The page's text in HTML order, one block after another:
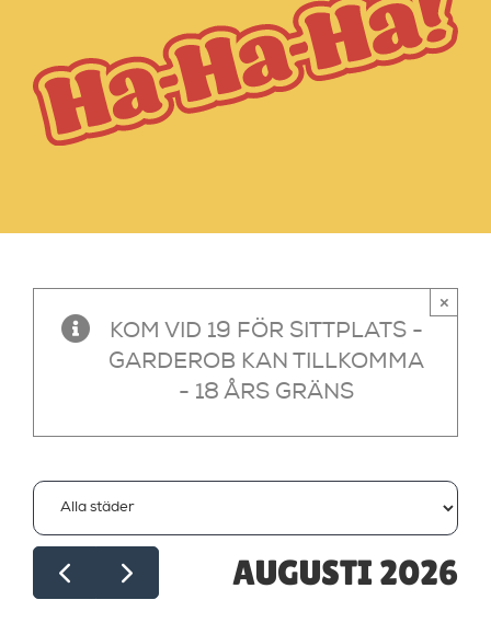
KOM VID 19 FÖR SITTPLATS -
GARDEROB KAN TILLKOMMA
- 18 ÅRS GRÄNS
×
AUGUSTI 2026